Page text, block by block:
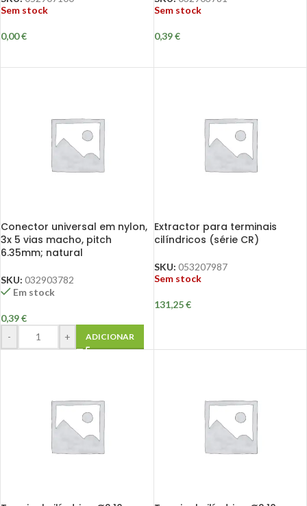
Sem stock
0,00€
Sem stock
0,39€
Conector universal em nylon,
3x 5 vias macho, pitch
6.35mm; natural
SKU: 032903782
Em stock
0,39€
-
+ ADICIONAR
Extractor para terminais
cilíndricos (série CR)
SKU: 053207987
Sem stock
131,25€